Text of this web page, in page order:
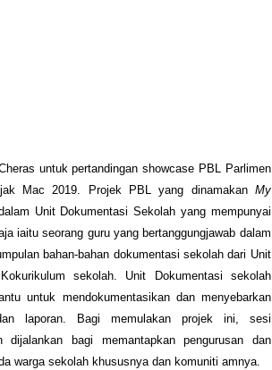
untuk pertandingan showcase PBL Parlimen
Mac 2019. Projek PBL yang dinamakan My
Unit Dokumentasi Sekolah yang mempunyai
iaitu seorang guru yang bertanggungjawab dalam
bahan-bahan dokumentasi sekolah dari Unit
sekolah. Unit Dokumentasi sekolah
untuk mendokumentasikan dan menyebarkan
laporan. Bagi memulakan projek ini, sesi
bagi memantapkan pengurusan dan
warga sekolah khususnya dan komuniti amnya.